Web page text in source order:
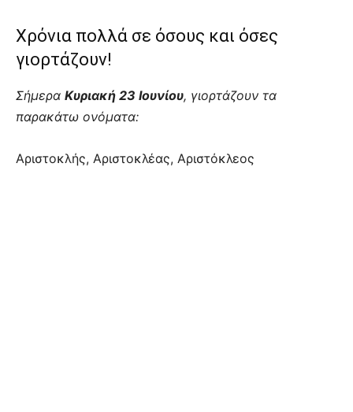
Χρόνια πολλά σε όσους και όσες
γιορτάζουν!
Σήμερα Κυριακή 23 Ιουνίου, γιορτάζουν τα
παρακάτω ονόματα:
Αριστοκλής, Αριστοκλέας, Αριστόκλεος